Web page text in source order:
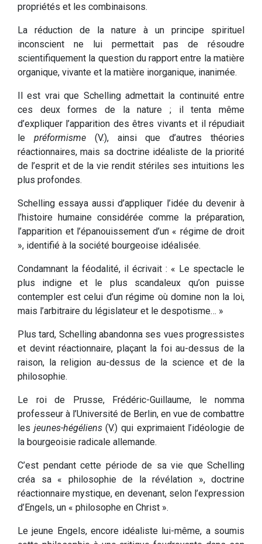
propriétés et les combinaisons.
La réduction de la nature à un principe spirituel
inconscient ne lui permettait pas de résoudre
scientifiquement la question du rapport entre la matière
organique, vivante et la matière inorganique, inanimée.
Il est vrai que Schelling admettait la continuité entre
ces deux formes de la nature ; il tenta même
d’expliquer l’apparition des êtres vivants et il répudiait
le préformisme(V.), ainsi que d’autres théories
réactionnaires, mais sa doctrine idéaliste de la priorité
de l’esprit et de la vie rendit stériles ses intuitions les
plus profondes.
Schelling essaya aussi d’appliquer l’idée du devenir à
l’histoire humaine considérée comme la préparation,
l’apparition et l’épanouissement d’un « régime de droit
», identifié à la société bourgeoise idéalisée.
Condamnant la féodalité, il écrivait : « Le spectacle le
plus indigne et le plus scandaleux qu’on puisse
contempler est celui d’un régime où domine non la loi,
mais l’arbitraire du législateur et le despotisme… »
Plus tard, Schelling abandonna ses vues progressistes
et devint réactionnaire, plaçant la foi au-dessus de la
raison, la religion au-dessus de la science et de la
philosophie.
Le roi de Prusse, Frédéric-Guillaume, le nomma
professeur à l’Université de Berlin, en vue de combattre
les jeunes-hégéliens(V.) qui exprimaient l’idéologie de
la bourgeoisie radicale allemande.
C’est pendant cette période de sa vie que Schelling
créa sa « philosophie de la révélation », doctrine
réactionnaire mystique, en devenant, selon l’expression
d’Engels, un « philosophe en Christ ».
Le jeune Engels, encore idéaliste lui-même, a soumis